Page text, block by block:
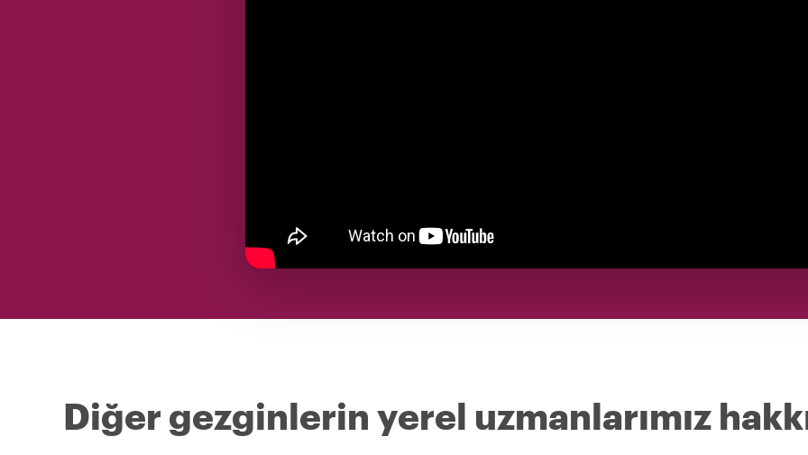
Diğer gezginlerin yerel uzmanlarımız